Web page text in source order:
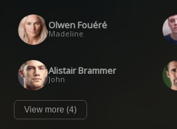
Olwen Fouéré
Madeline
Alistair Brammer
John
View more (4)